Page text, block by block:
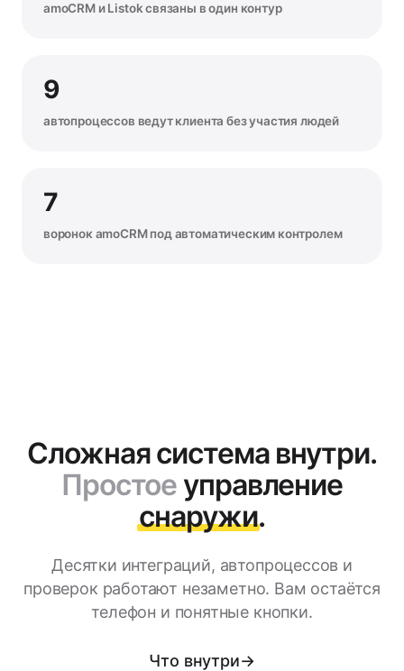
amoCRM и Listok связаны в один контур
9
автопроцессов ведут клиента без участия людей
7
воронок amoCRM под автоматическим контролем
Сложная система внутри.
Простое управление
снаружи.
Десятки интеграций, автопроцессов и
проверок работают незаметно. Вам остаётся
телефон и понятные кнопки.
Что внутри→